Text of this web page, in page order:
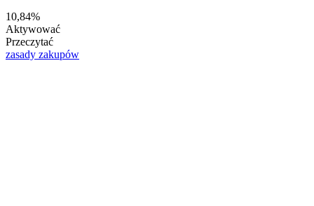
10,84%
Aktywować
Przeczytać
zasady zakupów